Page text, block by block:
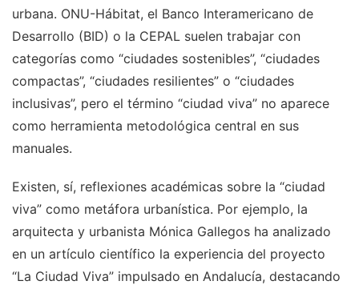
urbana. ONU-Hábitat, el Banco Interamericano de
Desarrollo (BID) o la CEPAL suelen trabajar con
categorías como “ciudades sostenibles”, “ciudades
compactas”, “ciudades resilientes” o “ciudades
inclusivas”, pero el término “ciudad viva” no aparece
como herramienta metodológica central en sus
manuales.
Existen, sí, reflexiones académicas sobre la “ciudad
viva” como metáfora urbanística. Por ejemplo, la
arquitecta y urbanista Mónica Gallegos ha analizado
en un artículo científico la experiencia del proyecto
“La Ciudad Viva” impulsado en Andalucía, destacando